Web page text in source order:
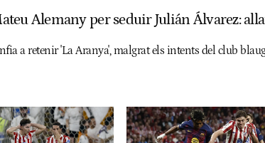
Alemany per seduir Julián Álvarez:
a retenir 'La Aranya', malgrat els intents del club